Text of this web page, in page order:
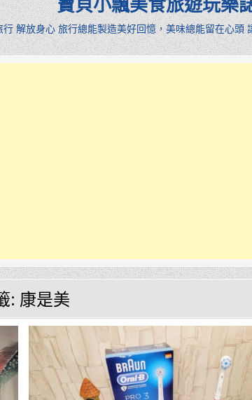
解放身心 旅行總能製造美好回憶，美味總能留在心頭
: 康是美